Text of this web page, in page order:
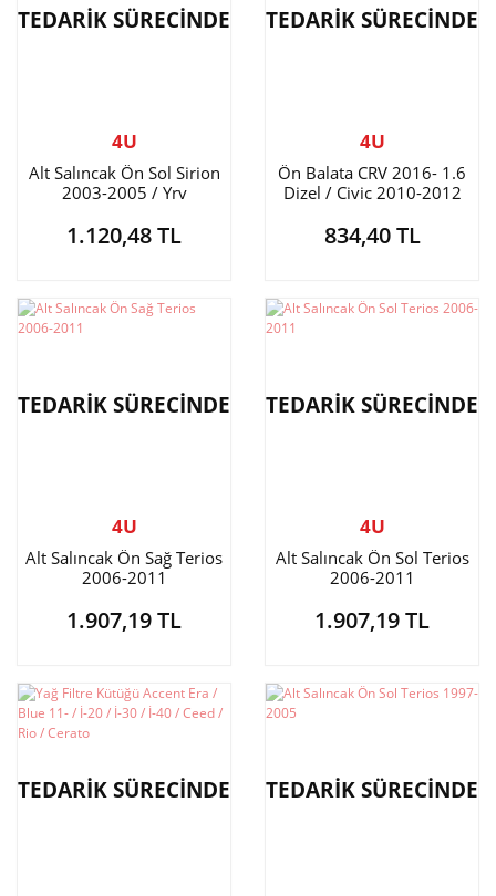
TEDARİK SÜRECİNDE
4U
Alt Salıncak Ön Sol Sirion
2003-2005 / Yrv
1.120,48 TL
TEDARİK SÜRECİNDE
4U
Ön Balata CRV 2016- 1.6
Dizel / Civic 2010-2012
834,40 TL
TEDARİK SÜRECİNDE
4U
Alt Salıncak Ön Sağ Terios
2006-2011
1.907,19 TL
TEDARİK SÜRECİNDE
4U
Alt Salıncak Ön Sol Terios
2006-2011
1.907,19 TL
TEDARİK SÜRECİNDE TEDARİK SÜRECİNDE